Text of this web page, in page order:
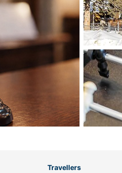
Travellers